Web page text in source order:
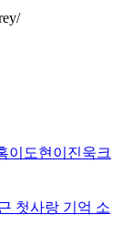
이도현 이진욱크
첫사랑 기억 소